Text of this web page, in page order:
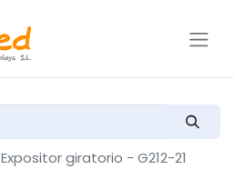
Expositor giratorio - G212-21